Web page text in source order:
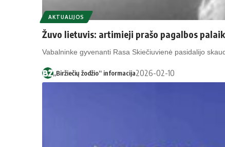
AKTUALIJOS
Žuvo lietuvis: artimieji prašo pagalbos
Vabalninke gyvenanti Rasa Skiečiuvienė pasidalijo
„Biržiečių žodžio“ informacija2026-02-10